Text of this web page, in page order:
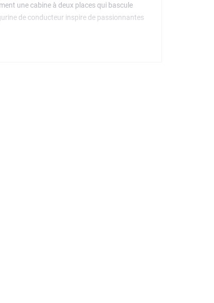
une cabine à deux places qui bascule
de conducteur inspire de passionnantes
LEGO Builder propose une